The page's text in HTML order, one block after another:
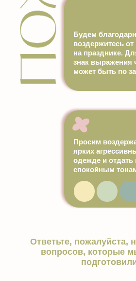
Будем
воздержитесь
на празднике.
знак выражения
может быть по
Просим
ярких
одежде и отдать
спокойным
Ответьте, пожалуйста,
вопросов, которые